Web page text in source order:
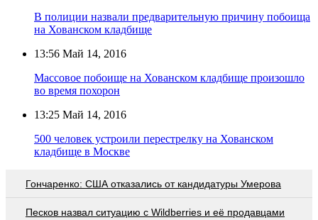
В полиции назвали предварительную причину побоища
на Хованском кладбище
13:56 Май 14, 2016
Массовое побоище на Хованском кладбище произошло
во время похорон
13:25 Май 14, 2016
500 человек устроили перестрелку на Хованском
кладбище в Москве
Гончаренко: США отказались от кандидатуры Умерова
Песков назвал ситуацию с Wildberries и её продавцами